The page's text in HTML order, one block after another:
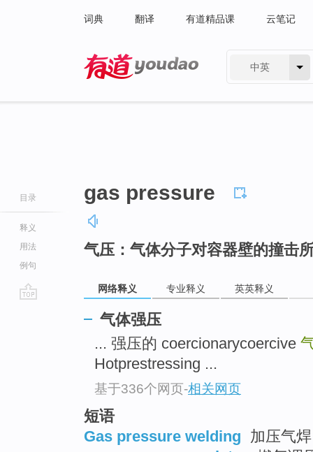
词典 翻译 有道精品课 云笔记
中英
目录
释义
用法
例句
gas pressure
气压：气体分子对容器壁的撞击
网络释义 专业释义 英英释义
气体强压
... 强压的 coercionarycoercive
Hotprestressing ...
基于336个网页-相关网页
短语
Gas pressure welding 加压气